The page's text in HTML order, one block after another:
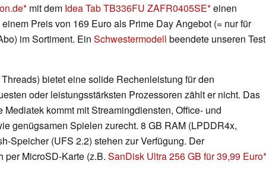
mit dem Idea Tab TB336FU ZAFR0405SE einen
Preis von 169 Euro als Prime Day Angebot (= nur für
im Sortiment. Ein Schwestermodell beendete unseren Test
Threads) bietet eine solide Rechenleistung für den
oder leistungsstärksten Prozessoren zählt er nicht. Das
kommt mit Streamingdiensten, Office- und
genügsamen Spielen zurecht. 8 GB RAM (LPDDR4x,
Speicher (UFS 2.2) stehen zur Verfügung. Der
per MicroSD-Karte (z.B. SanDisk Ultra 256 GB für 39,99 Euro